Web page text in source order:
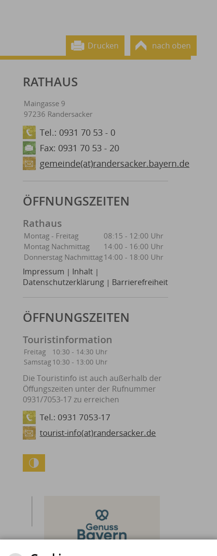
Drucken nach oben
RATHAUS
Maingasse 9
97236 Randersacker
Tel.: 0931 70 53 - 0
Fax: 0931 70 53 - 20
gemeinde(at)randersacker.bayern.de
ÖFFNUNGSZEITEN
Rathaus
Montag - Freitag
08:15 - 12:00 Uhr
Montag Nachmittag
14:00 - 16:00 Uhr
Donnerstag Nachmittag14:00 - 18:00 Uhr
Impressum | Inhalt |
Datenschutzerklärung | Barrierefreiheit
ÖFFNUNGSZEITEN
Touristinformation
Freitag
10:30 - 14:30 Uhr
Samstag10:30 - 13:00 Uhr
Die Touristinfo ist auch außerhalb der
Öffungszeiten unter der Rufnummer
0931/7053-17 zu erreichen
Tel.: 0931 7053-17
tourist-info(at)randersacker.de